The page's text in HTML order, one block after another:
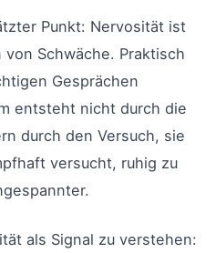
Punkt: Nervosität ist
Schwäche. Praktisch
Gesprächen
entsteht nicht durch die
durch den Versuch, sie
versucht, ruhig zu
als Signal zu verstehen: